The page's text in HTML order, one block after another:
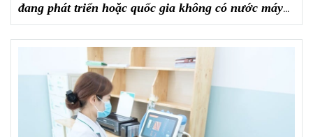
đang phát triển hoặc quốc gia không có nước máy
trong sinh hoạt hàng ngày.